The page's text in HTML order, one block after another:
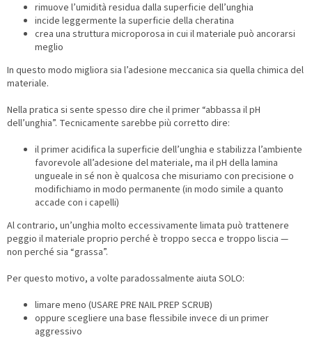
rimuove l’umidità residua dalla superficie dell’unghia
incide leggermente la superficie della cheratina
crea una struttura microporosa in cui il materiale può ancorarsi
meglio
In questo modo migliora sia l’adesione meccanica sia quella chimica del
materiale.
Nella pratica si sente spesso dire che il primer “abbassa il pH
dell’unghia”. Tecnicamente sarebbe più corretto dire:
il primer acidifica la superficie dell’unghia e stabilizza l’ambiente
favorevole all’adesione del materiale, ma il pH della lamina
ungueale in sé non è qualcosa che misuriamo con precisione o
modifichiamo in modo permanente (in modo simile a quanto
accade con i capelli)
Al contrario, un’unghia molto eccessivamente limata può trattenere
peggio il materiale proprio perché è troppo secca e troppo liscia —
non perché sia “grassa”.
Per questo motivo, a volte paradossalmente aiuta SOLO:
limare meno (USARE PRE NAIL PREP SCRUB)
oppure scegliere una base flessibile invece di un primer
aggressivo